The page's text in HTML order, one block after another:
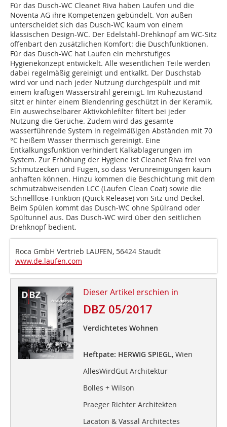
Für das Dusch-WC Cleanet Riva haben Laufen und die
Noventa AG ihre Kompetenzen gebündelt. Von außen
unterscheidet sich das Dusch-WC kaum von einem
klassischen Design-WC. Der Edelstahl-Drehknopf am WC-Sitz
offenbart den zusätzlichen Komfort: die Duschfunktionen.
Für das Dusch-WC hat Laufen ein mehrstufiges
Hygienekonzept entwickelt. Alle wesentlichen Teile werden
dabei regelmäßig gereinigt und entkalkt. Der Duschstab
wird vor und nach jeder Nutzung durchgespült und mit
einem kräftigen Wasserstrahl gereinigt. Im Ruhezustand
sitzt er hinter einem Blendenring geschützt in der Keramik.
Ein auswechselbarer Aktivkohlefilter filtert bei jeder
Nutzung die Gerüche. Zudem wird das gesamte
wasserführende System in regelmäßigen Abständen mit 70
°C heißem Wasser thermisch gereinigt. Eine
Entkalkungsfunktion verhindert Kalkablagerungen im
System. Zur Erhöhung der Hygiene ist Cleanet Riva frei von
Schmutzecken und Fugen, so dass Verunreinigungen kaum
anhaften können. Hinzu kommen die Beschichtung mit dem
schmutzabweisenden LCC (Laufen Clean Coat) sowie die
Schnelllöse-Funktion (Quick Release) von Sitz und Deckel.
Beim Spülen kommt das Dusch-WC ohne Spülrand oder
Spültunnel aus. Das Dusch-WC wird über den seitlichen
Drehknopf bedient.
Roca GmbH Vertrieb LAUFEN, 56424 Staudt
www.de.laufen.com
Dieser Artikel erschien in
DBZ 05/2017
Verdichtetes Wohnen
Heftpate: HERWIG SPIEGL, Wien
AllesWirdGut Architektur
Bolles + Wilson
Praeger Richter Architekten
Lacaton & Vassal Architectes